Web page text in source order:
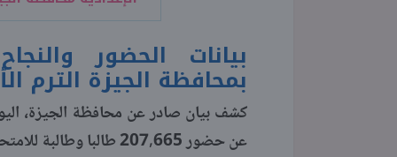
بيانات الحضور
بمحافظة الجيزة الترم الأول
كشف بيان صادر عن محافظة الجيزة،
عن حضور 207,665 طالبا وطالبة للامتحانات، نجح منهم 177,109 طالبا وطالبة.